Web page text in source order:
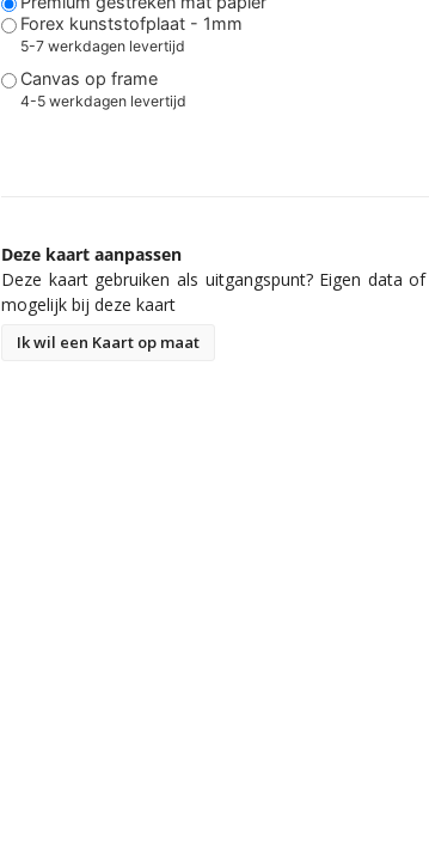
Forex kunststofplaat - 1mm
5-7 werkdagen levertijd
Canvas op frame
4-5 werkdagen levertijd
Deze kaart aanpassen
Deze kaart gebruiken als uitgangspunt? Eigen data
mogelijk bij deze kaart
Ik wil een Kaart op maat